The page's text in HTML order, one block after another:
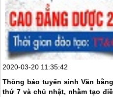
2020-03-20 11:35:42
Thông báo tuyển sinh Văn
thứ 7 và chủ nhật, nhằm tạo